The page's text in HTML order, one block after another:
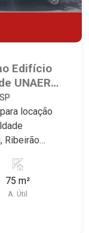
Edifício
UNAERP
locação
Ribeirão
-
75 m²
A. Útil